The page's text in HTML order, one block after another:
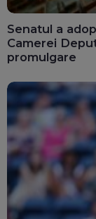
Senatul a
Camerei
promulgare